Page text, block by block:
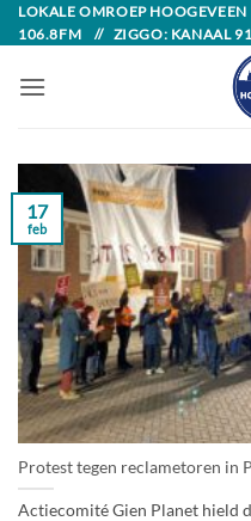
Skip
to
content
LOKALE OMROEP
106.8FM // ZIGGO: KANAAL
Protest tegen reclametoren in
Actiecomité Gien Planet hield
17
feb